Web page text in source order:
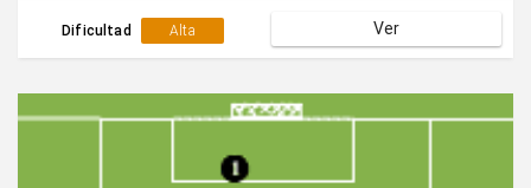
Dificultad Alta Ver